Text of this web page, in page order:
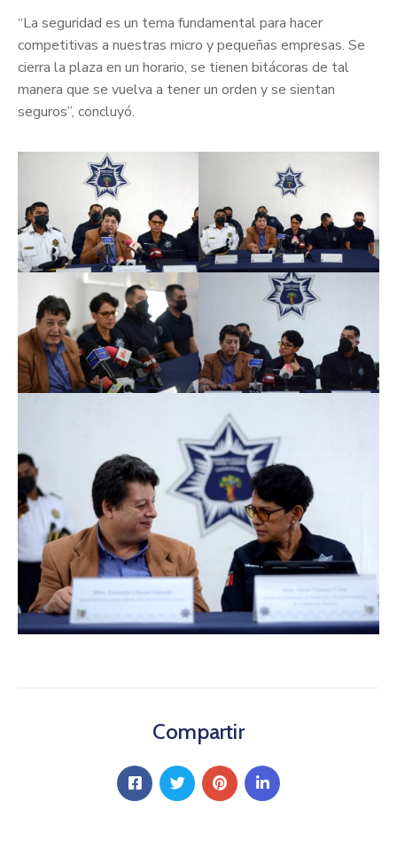
“La seguridad es un tema fundamental para hacer
competitivas a nuestras micro y pequeñas empresas. Se
cierra la plaza en un horario, se tienen bitácoras de tal
manera que se vuelva a tener un orden y se sientan
seguros”, concluyó.
Compartir